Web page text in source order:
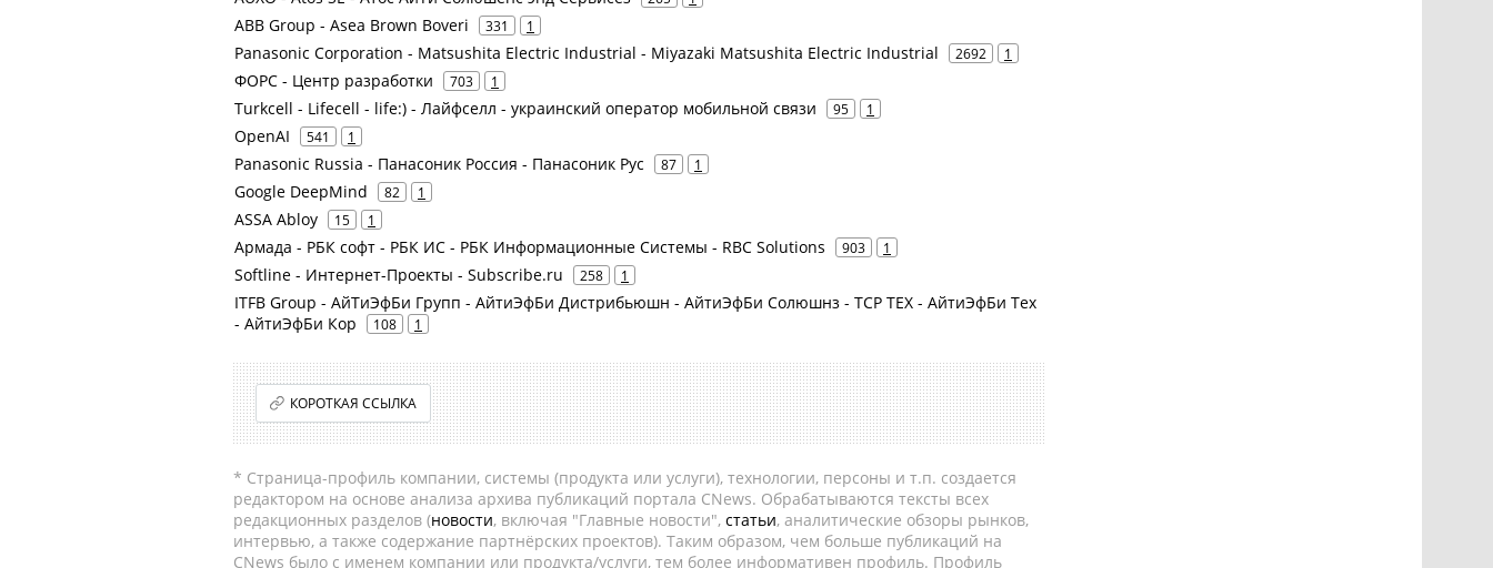
ABB Group - Asea Brown Boveri 331 1
Panasonic Corporation - Matsushita Electric Industrial - Miyazaki Matsushita Electric Industrial 2692 1
ФОРС - Центр разработки 703 1
Turkcell - Lifecell - life:) - Лайфселл - украинский оператор мобильной связи 95 1
OpenAI 541 1
Panasonic Russia - Панасоник Россия - Панасоник Рус 87 1
Google DeepMind 82 1
ASSA Abloy 15 1
Армада - РБК софт - РБК ИС - РБК Информационные Системы - RBC Solutions 903 1
Softline - Интернет-Проекты - Subscribe.ru 258 1
ITFB Group - АйТиЭфБи Групп - АйтиЭфБи Дистрибьюшн - АйтиЭфБи Солюшнз - ТСР ТЕХ - АйтиЭфБи Тех
- АйтиЭфБи Кор
108 1
КОРОТКАЯ ССЫЛКА
* Страница-профиль компании, системы (продукта или услуги), технологии, персоны и т.п. создается
редактором на основе анализа архива публикаций портала CNews. Обрабатываются тексты всех
редакционных разделов (новости, включая "Главные новости", статьи, аналитические обзоры рынков,
интервью, а также содержание партнёрских проектов). Таким образом, чем больше публикаций на
CNews было с именем компании или продукта/услуги, тем более информативен профиль. Профиль